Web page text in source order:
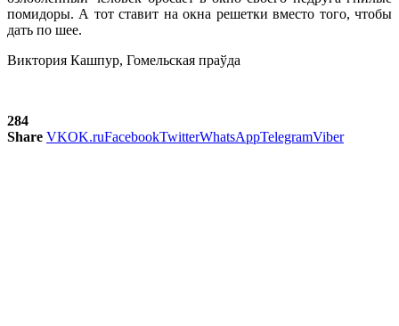
помидоры. А тот ставит на окна решетки вместо того, чтобы
дать по шее.
Виктория Кашпур, Гомельская праўда
284
Share VKOK.ruFacebookTwitterWhatsAppTelegramViber